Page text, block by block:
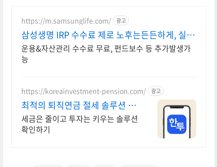
https://m.samsunglife.com/ 광고
삼성생명 IRP 수수료 제로 노후는든든하게, 실속
은제대로
운용&자산관리 수수료 무료, 펀드보수 등 추가발생가
능
https://koreainvestment-pension.com/ 광고
최적의 퇴직연금 절세 솔루션 최
대 148.5만원 절세
세금은 줄이고 투자는 키우는 솔루션
확인하기